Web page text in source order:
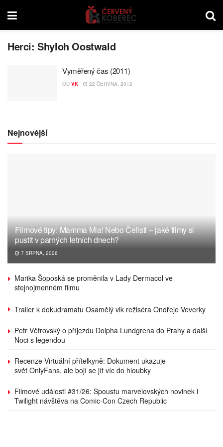
Herci:Shyloh Oostwald
Vyměřený čas (2011)
OD VK 22 ČERVNA, 2012
Nejnovější
Filmové tipy: Mamma Mia! Nebo Čelisti – jaké filmy si
pustit v parných letních dnech?
7 SRPNA, 2026
Marika Šoposká se proměnila v Lady Dermacol ve
stejnojmenném filmu
Trailer k dokudramatu Osamělý vlk režiséra Ondřeje Veverky
Petr Větrovský o příjezdu Dolpha Lundgrena do Prahy a další
Noci s legendou
Recenze Virtuální přítelkyně: Dokument ukazuje
svět OnlyFans, ale bojí se jít víc do hloubky
Filmové události #31/26: Spoustu marvelovských novinek i
Twilight návštěva na Comic-Con Czech Republic